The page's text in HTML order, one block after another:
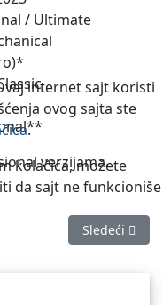
/ Ultimate
verzijama.
Sledeći
Sledeći
internet sajt koristi
ovog sajta ste
.
kolačića, možete
da sajt ne funkcioniše